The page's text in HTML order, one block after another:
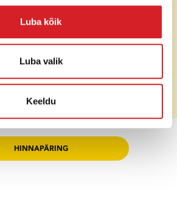
Luba kõik
Luba valik
Keeldu
4,5 km/h
3554 x 990-1300 x 2365 mm
Soovi korral
HINNAPÄRING